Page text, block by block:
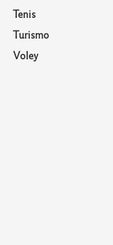
Tenis
Turismo
Voley